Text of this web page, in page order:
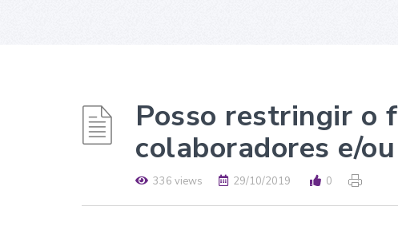
Posso restringir o
colaboradores e/
336 views 29/10/2019 0